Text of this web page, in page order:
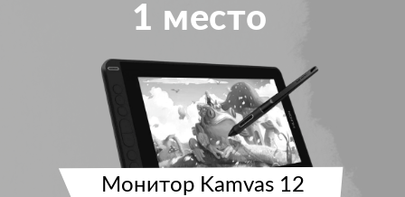
1 место
Монитор Kamvas 12